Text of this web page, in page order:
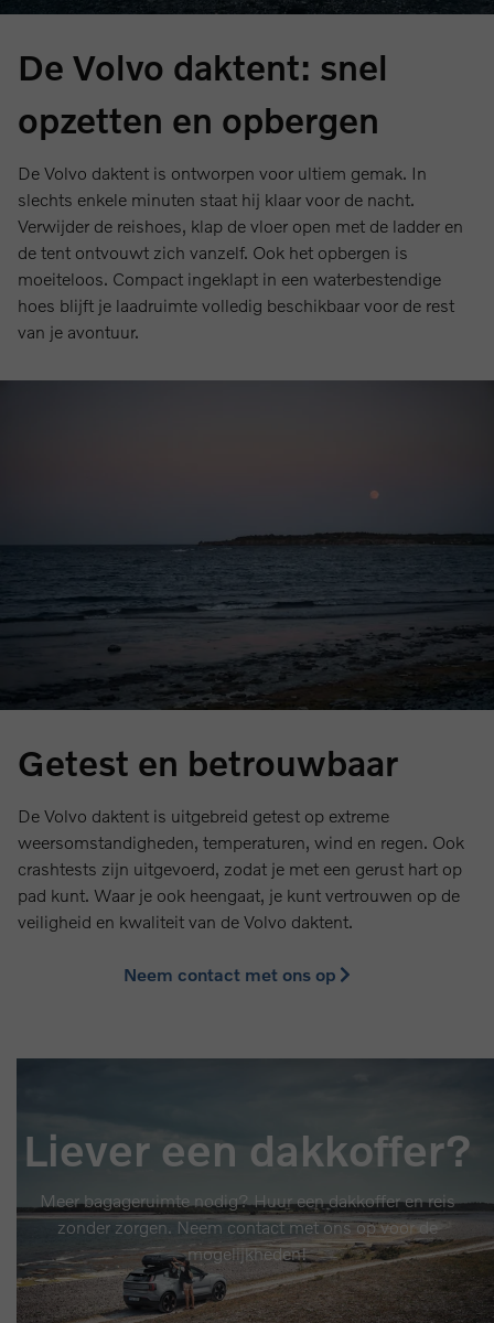
De Volvo daktent: snel
opzetten en opbergen
De Volvo daktent is ontworpen voor ultiem gemak. In
slechts enkele minuten staat hij klaar voor de nacht.
Verwijder de reishoes, klap de vloer open met de ladder en
de tent ontvouwt zich vanzelf. Ook het opbergen is
moeiteloos. Compact ingeklapt in een waterbestendige
hoes blijft je laadruimte volledig beschikbaar voor de rest
van je avontuur.
Getest en betrouwbaar
De Volvo daktent is uitgebreid getest op extreme
weersomstandigheden, temperaturen, wind en regen. Ook
crashtests zijn uitgevoerd, zodat je met een gerust hart op
pad kunt. Waar je ook heengaat, je kunt vertrouwen op de
veiligheid en kwaliteit van de Volvo daktent.
Neem contact met ons op
Liever een dakkoffer?
Meer bagageruimte nodig? Huur een dakkoffer en reis
zonder zorgen. Neem contact met ons op voor de
mogelijkheden!